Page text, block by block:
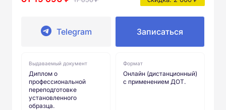
Telegram Записаться
Выдаваемый документ
Диплом о
профессиональной
переподготовке
установленного
образца.
Формат
Онлайн (дистанционный)
с применением ДОТ.